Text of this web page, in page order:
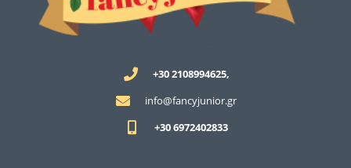
+30 2108994625,
info@fancyjunior.gr
+30 6972402833